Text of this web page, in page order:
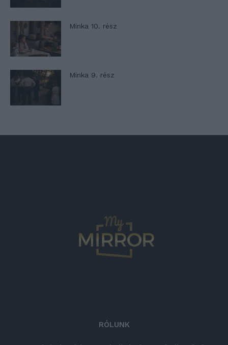
Minka 10. rész
Minka 9. rész
RÓLUNK